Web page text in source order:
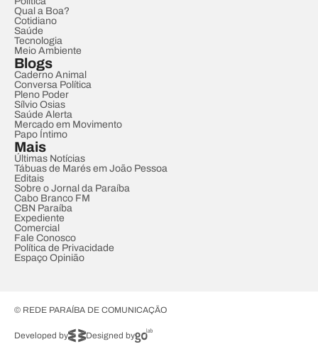
Qual a Boa?
Cotidiano
Saúde
Tecnologia
Meio Ambiente
Blogs
Caderno Animal
Conversa Política
Pleno Poder
Sílvio Osias
Saúde Alerta
Mercado em Movimento
Papo Íntimo
Mais
Últimas Notícias
Tábuas de Marés em João Pessoa
Editais
Sobre o Jornal da Paraíba
Cabo Branco FM
CBN Paraíba
Expediente
Comercial
Fale Conosco
Política de Privacidade
Espaço Opinião
© REDE PARAÍBA DE COMUNICAÇÃO
Developed by Designed by